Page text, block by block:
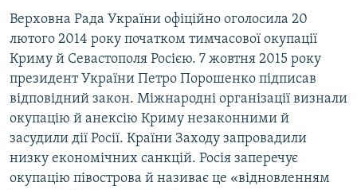
Верховна Рада України офіційно оголосила 20
лютого 2014 року початком тимчасової окупації
Криму й Севастополя Росією. 7 жовтня 2015 року
президент України Петро Порошенко підписав
відповідний закон. Міжнародні організації визнали
окупацію й анексію Криму незаконними й
засудили дії Росії. Країни Заходу запровадили
низку економічних санкцій. Росія заперечує
окупацію півострова й називає це «відновленням